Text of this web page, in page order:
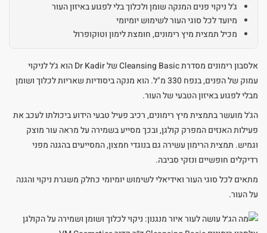
ג'ל ניקוי פנים המנקה שומן ולכלוך בלי לפגוע באיזון העור
מיועד לכל סוגי העור לשימוש יומיומי
מכיל תמצית מיץ רימונים, חומצת לימון וטוקופרול
אלסבון רימונים מסדרת Cleansing Basic של Dr Kadir הוא ג'ל לניקוי
עמוק של הפנים, בנפח 330 מ"ל. הוא מנקה ביסודיות שאריות לכלוך ושומן
מבלי לפגוע באיזון הטבעי של העור.
הג'ל מועשר בתמצית מיץ רימונים, רכיב פעיל טבעי הידוע ביכולתו לעכב את
פעילות האנזים המפרק קולגן, ובכך מסייע בשמירה על מראה עור מוצק
וגמיש. תמצית הרימון עשירה גם בנוגדי חמצון, המסייעים בהגנה מפני
רדיקלים חופשיים ונזקי סביבה.
מתאים לכל סוגי העור ואידיאלי לשימוש יומיומי כחלק משגרת ניקוי והגנה
על העור.